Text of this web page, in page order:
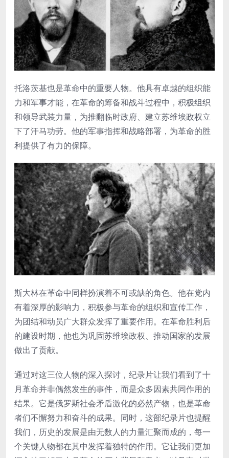
托洛茨基也是革命中的重要人物。他具有卓越的组织能
力和军事才能，在革命的筹备和战斗过程中，积极组织
和领导武装力量，为推翻临时政府、建立苏维埃政权立
下了汗马功劳。他的军事指挥和战略部署，为革命的胜
利提供了有力的保障。
斯大林在革命中同样扮演着不可或缺的角色。他在党内
有着深厚的影响力，积极参与革命的组织和宣传工作，
为团结和动员广大群众发挥了重要作用。在革命胜利后
的建设时期，他也为巩固苏维埃政权、推动国家的发展
做出了贡献。
通过对这三位人物的深入探讨，纪录片让我们看到了十
月革命并非偶然发生的事件，而是众多因素共同作用的
结果。它是俄罗斯社会矛盾激化的必然产物，也是革命
者们不懈努力和奋斗的成果。同时，这部纪录片也提醒
我们，历史的发展是由无数人的力量汇聚而成的，每一
个关键人物都在其中发挥着独特的作用。它让我们更加